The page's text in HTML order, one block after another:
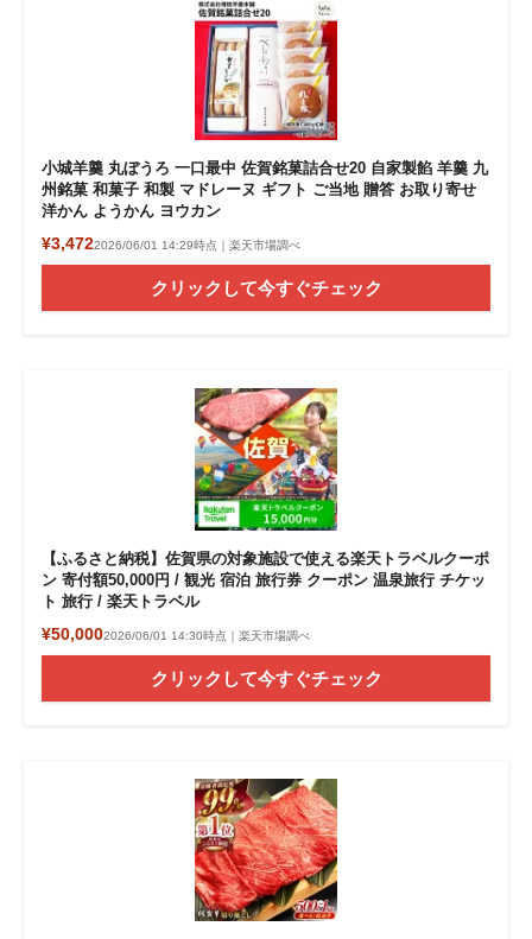
小城羊羹 丸ぼうろ 一口最中 佐賀銘菓詰合せ20 自家製餡 羊羹 九
州銘菓 和菓子 和製 マドレーヌ ギフト ご当地 贈答 お取り寄せ
洋かん ようかん ヨウカン
¥3,4722026/06/01 14:29時点｜楽天市場調べ
クリックして今すぐチェック
【ふるさと納税】佐賀県の対象施設で使える楽天トラベルクーポ
ン 寄付額50,000円 / 観光 宿泊 旅行券 クーポン 温泉旅行 チケッ
ト 旅行 / 楽天トラベル
¥50,0002026/06/01 14:30時点｜楽天市場調べ
クリックして今すぐチェック